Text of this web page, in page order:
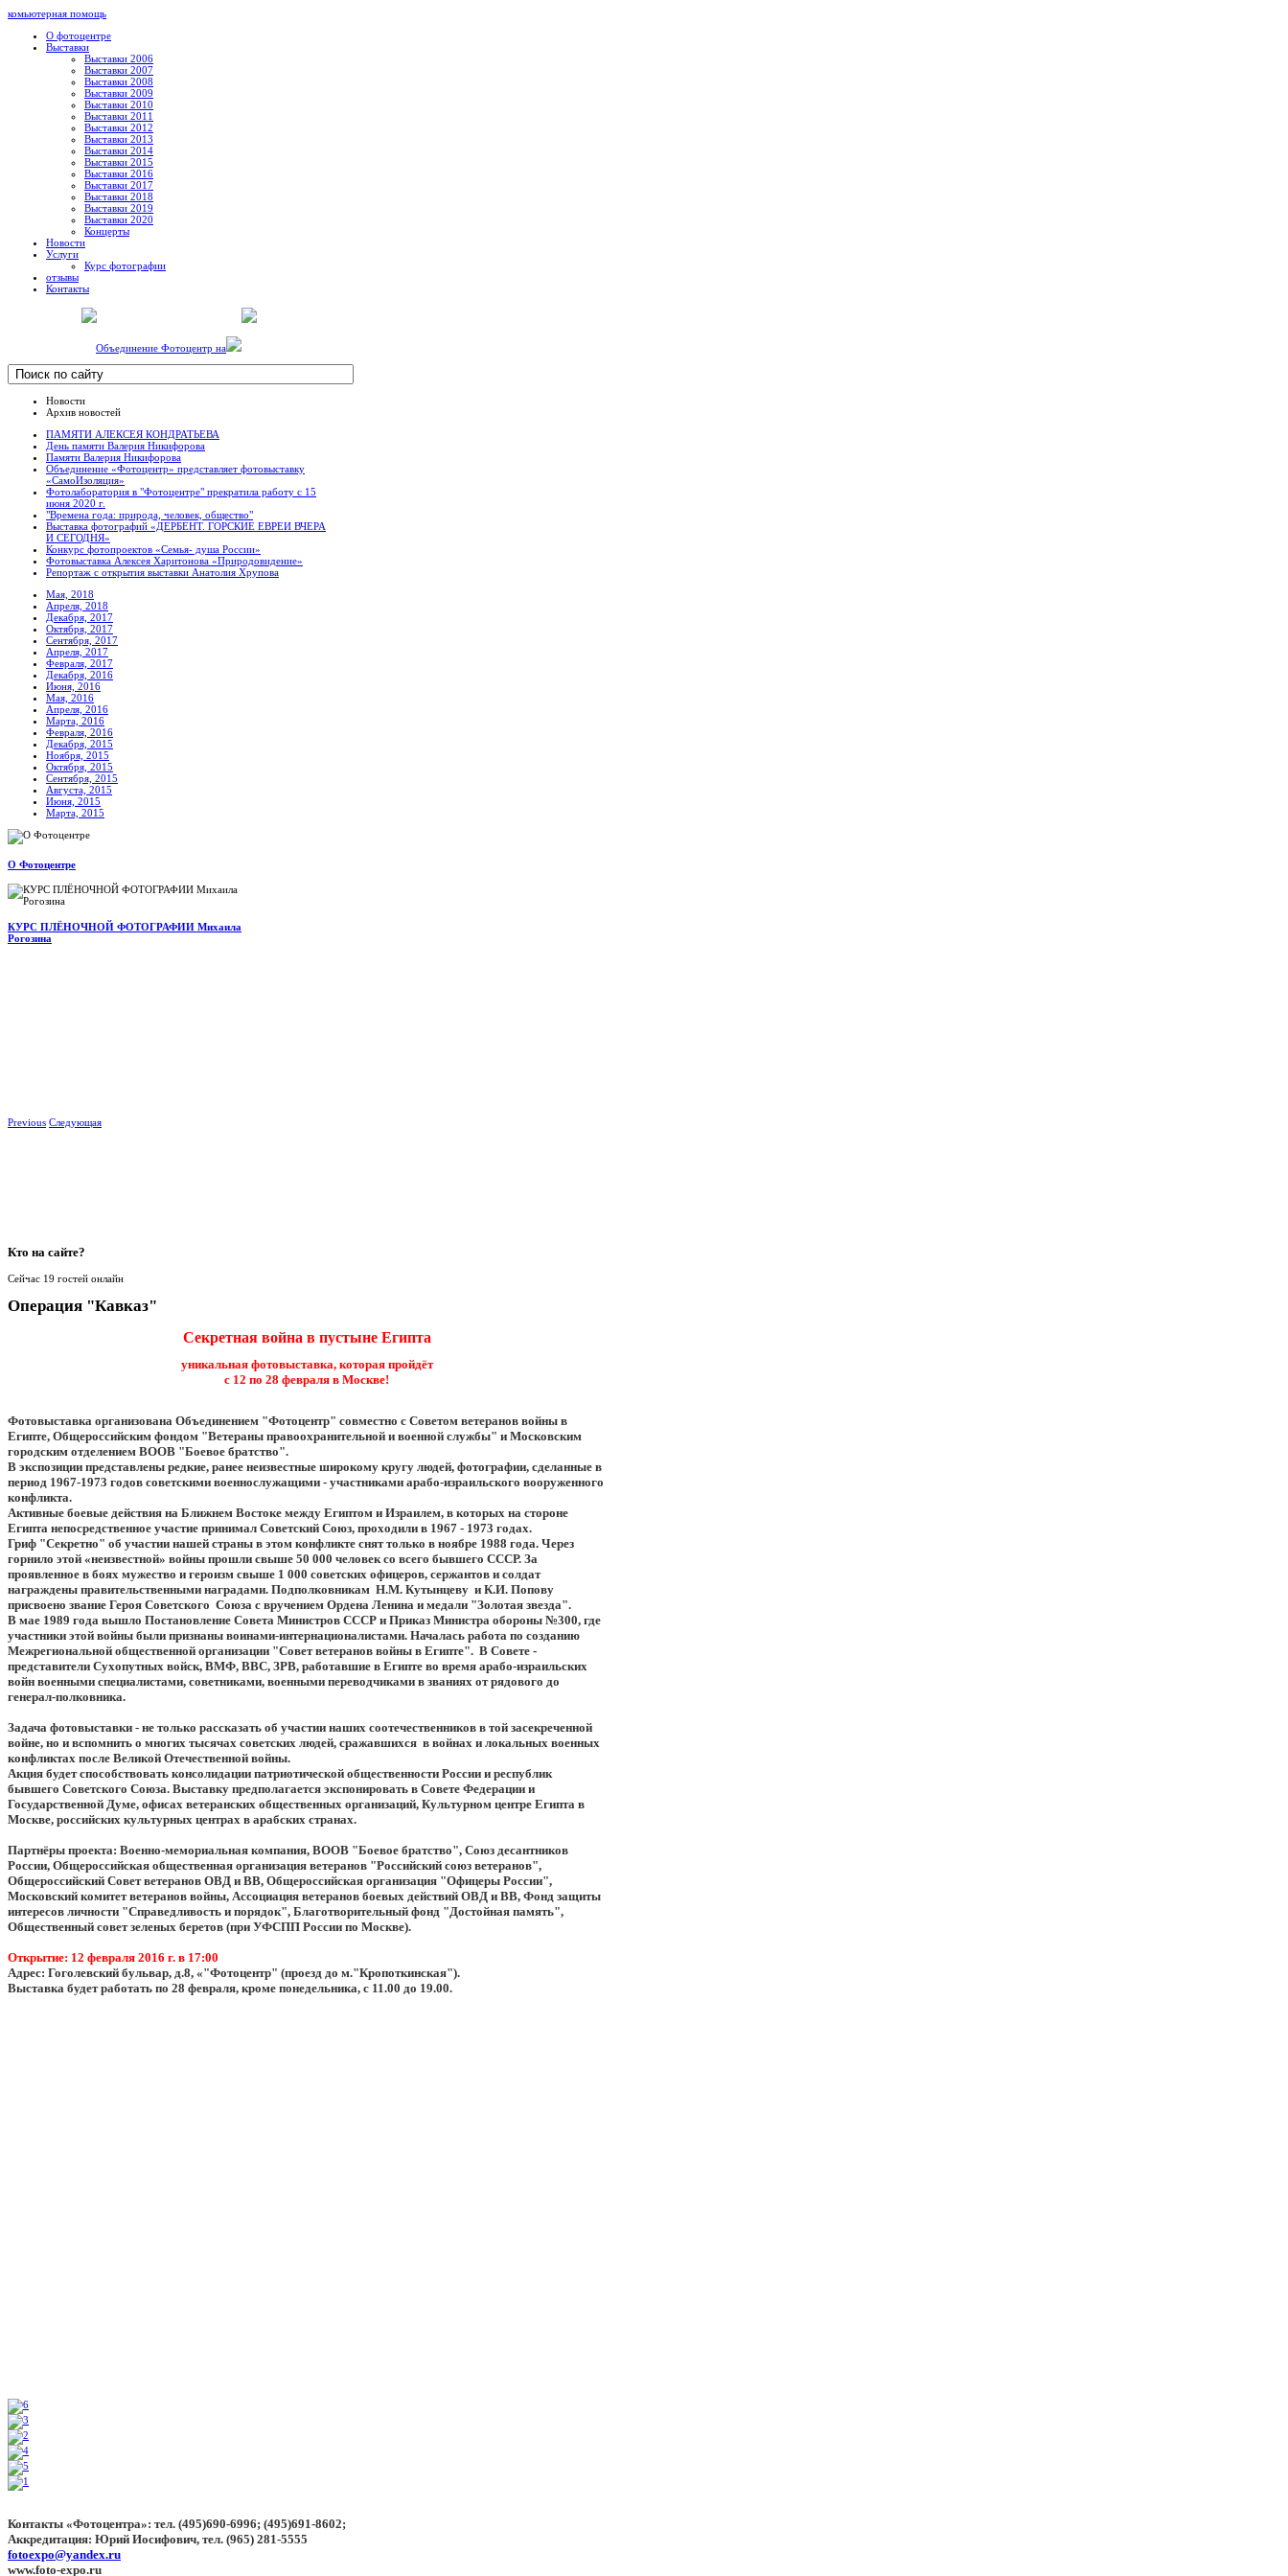
комьютерная помощь
О фотоцентре
Выставки
Выставки 2006
Выставки 2007
Выставки 2008
Выставки 2009
Выставки 2010
Выставки 2011
Выставки 2012
Выставки 2013
Выставки 2014
Выставки 2015
Выставки 2016
Выставки 2017
Выставки 2018
Выставки 2019
Выставки 2020
Концерты
Новости
Услуги
Курс фотографии
отзывы
Контакты
Объединение Фотоцентр на
Новости
Архив новостей
ПАМЯТИ АЛЕКСЕЯ КОНДРАТЬЕВА
День памяти Валерия Никифорова
Памяти Валерия Никифорова
Объединение «Фотоцентр» представляет фотовыставку
«СамоИзоляция»
Фотолаборатория в "Фотоцентре" прекратила работу с 15
июня 2020 г.
"Времена года: природа, человек, общество"
Выставка фотографий «ДЕРБЕНТ. ГОРСКИЕ ЕВРЕИ ВЧЕРА
И СЕГОДНЯ»
Конкурс фотопроектов «Семья- душа России»
Фотовыставка Алексея Харитонова «Природовидение»
Репортаж с открытия выставки Анатолия Хрупова
Мая, 2018
Апреля, 2018
Декабря, 2017
Октября, 2017
Сентября, 2017
Апреля, 2017
Февраля, 2017
Декабря, 2016
Июня, 2016
Мая, 2016
Апреля, 2016
Марта, 2016
Февраля, 2016
Декабря, 2015
Ноября, 2015
Октября, 2015
Сентября, 2015
Августа, 2015
Июня, 2015
Марта, 2015
О Фотоцентре
КУРС ПЛЁНОЧНОЙ ФОТОГРАФИИ Михаила
Рогозина
Previous Следующая
Кто на сайте?
Сейчас 19 гостей онлайн
Операция "Кавказ"
Секретная война в пустыне Египта
уникальная фотовыставка, которая пройдёт
с 12 по 28 февраля в Москве!
Фотовыставка организована Объединением "Фотоцентр" совместно с Советом ветеранов войны в
Египте, Общероссийским фондом "Ветераны правоохранительной и военной службы" и Московским
городским отделением ВООВ "Боевое братство".
В экспозиции представлены редкие, ранее неизвестные широкому кругу людей, фотографии, сделанные в
период 1967-1973 годов советскими военнослужащими - участниками арабо-израильского вооруженного
конфликта.
Активные боевые действия на Ближнем Востоке между Египтом и Израилем, в которых на стороне
Египта непосредственное участие принимал Советский Союз, проходили в 1967 - 1973 годах.
Гриф "Секретно" об участии нашей страны в этом конфликте снят только в ноябре 1988 года. Через
горнило этой «неизвестной» войны прошли свыше 50 000 человек со всего бывшего СССР. За
проявленное в боях мужество и героизм свыше 1 000 советских офицеров, сержантов и солдат
награждены правительственными наградами. Подполковникам Н.М. Кутынцеву и К.И. Попову
присвоено звание Героя Советского Союза с вручением Ордена Ленина и медали "Золотая звезда".
В мае 1989 года вышло Постановление Совета Министров СССР и Приказ Министра обороны №300, где
участники этой войны были признаны воинами-интернационалистами. Началась работа по созданию
Межрегиональной общественной организации "Совет ветеранов войны в Египте". В Совете -
представители Сухопутных войск, ВМФ, ВВС, ЗРВ, работавшие в Египте во время арабо-израильских
войн военными специалистами, советниками, военными переводчиками в званиях от рядового до
генерал-полковника.
Задача фотовыставки - не только рассказать об участии наших соотечественников в той засекреченной
войне, но и вспомнить о многих тысячах советских людей, сражавшихся в войнах и локальных военных
конфликтах после Великой Отечественной войны.
Акция будет способствовать консолидации патриотической общественности России и республик
бывшего Советского Союза. Выставку предполагается экспонировать в Совете Федерации и
Государственной Думе, офисах ветеранских общественных организаций, Культурном центре Египта в
Москве, российских культурных центрах в арабских странах.
Партнёры проекта: Военно-мемориальная компания, ВООВ "Боевое братство", Союз десантников
России, Общероссийская общественная организация ветеранов "Российский союз ветеранов",
Общероссийский Совет ветеранов ОВД и ВВ, Общероссийская организация "Офицеры России",
Московский комитет ветеранов войны, Ассоциация ветеранов боевых действий ОВД и ВВ, Фонд защиты
интересов личности "Справедливость и порядок", Благотворительный фонд "Достойная память",
Общественный совет зеленых беретов (при УФСПП России по Москве).
Открытие: 12 февраля 2016 г. в 17:00
Адрес: Гоголевский бульвар, д.8, «"Фотоцентр" (проезд до м."Кропоткинская").
Выставка будет работать по 28 февраля, кроме понедельника, с 11.00 до 19.00.
Контакты «Фотоцентра»: тел. (495)690-6996; (495)691-8602;
Аккредитация: Юрий Иосифович, тел. (965) 281-5555
fotoexpo@yandex.ru
www.foto-expo.ru